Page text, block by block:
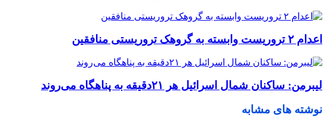
اعدام ۲ تروریست وابسته به گروهک تروریستی منافقین
لیبرمن: ساکنان شمال اسرائیل هر ۲۱دقیقه به پناهگاه می‌روند
نوشته های مشابه